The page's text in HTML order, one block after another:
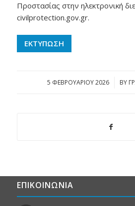
Προστασίας στην ηλεκτρονική
civilprotection.gov.gr.
ΕΚΤΥΠΩΣΗ
5 ΦΕΒΡΟΥΑΡΊΟΥ 2026
/ BY
ΕΠΙΚΟΙΝΩΝΙΑ